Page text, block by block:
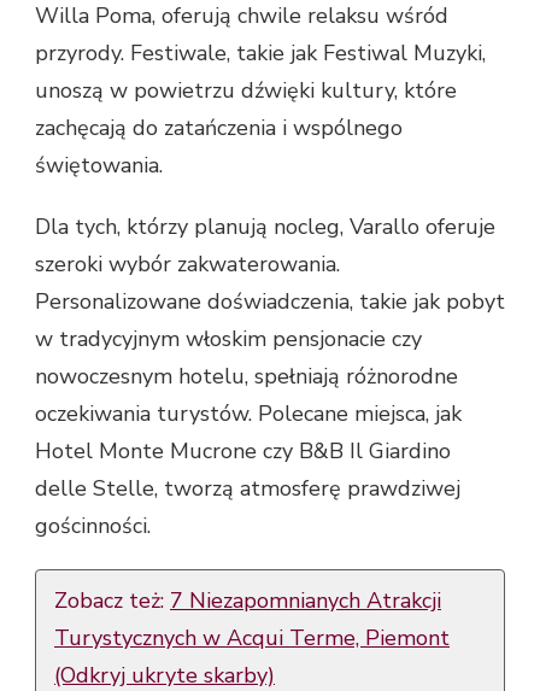
Willa Poma, oferują chwile relaksu wśród
przyrody. Festiwale, takie jak Festiwal Muzyki,
unoszą w powietrzu dźwięki kultury, które
zachęcają do zatańczenia i wspólnego
świętowania.
Dla tych, którzy planują nocleg, Varallo oferuje
szeroki wybór zakwaterowania.
Personalizowane doświadczenia, takie jak pobyt
w tradycyjnym włoskim pensjonacie czy
nowoczesnym hotelu, spełniają różnorodne
oczekiwania turystów. Polecane miejsca, jak
Hotel Monte Mucrone czy B&B Il Giardino
delle Stelle, tworzą atmosferę prawdziwej
gościnności.
Zobacz też: 7 Niezapomnianych Atrakcji
Turystycznych w Acqui Terme, Piemont
(Odkryj ukryte skarby)